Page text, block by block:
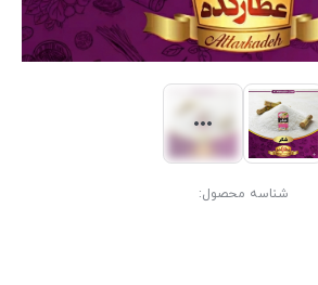
شناسه محصول: